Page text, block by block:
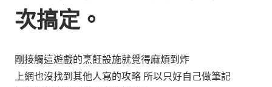
次搞定。
剛接觸這遊戲的烹飪設施就覺得麻煩到炸
上網也沒找到其他人寫的攻略 所以只好自己做筆記